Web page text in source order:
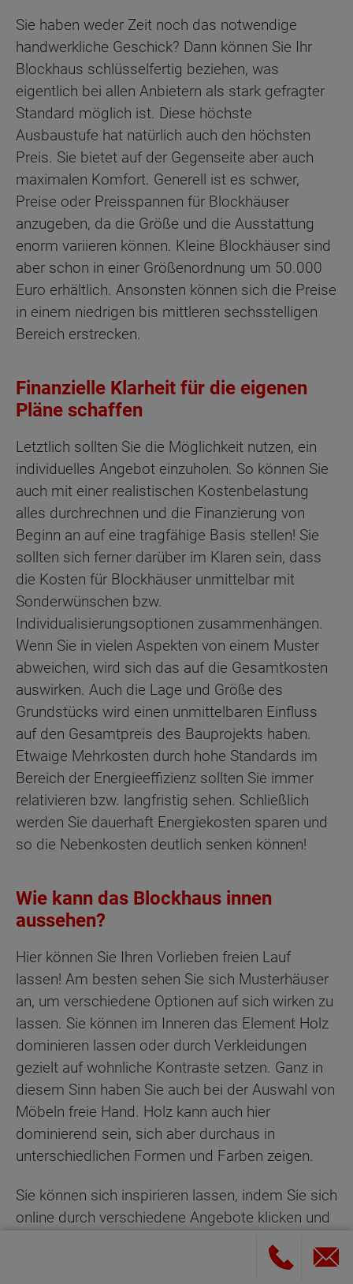
Sie haben weder Zeit noch das notwendige
handwerkliche Geschick? Dann können Sie Ihr
Blockhaus schlüsselfertig beziehen, was
eigentlich bei allen Anbietern als stark gefragter
Standard möglich ist. Diese höchste
Ausbaustufe hat natürlich auch den höchsten
Preis. Sie bietet auf der Gegenseite aber auch
maximalen Komfort. Generell ist es schwer,
Preise oder Preisspannen für Blockhäuser
anzugeben, da die Größe und die Ausstattung
enorm variieren können. Kleine Blockhäuser sind
aber schon in einer Größenordnung um 50.000
Euro erhältlich. Ansonsten können sich die Preise
in einem niedrigen bis mittleren sechsstelligen
Bereich erstrecken.
Finanzielle Klarheit für die eigenen
Pläne schaffen
Letztlich sollten Sie die Möglichkeit nutzen, ein
individuelles Angebot einzuholen. So können Sie
auch mit einer realistischen Kostenbelastung
alles durchrechnen und die Finanzierung von
Beginn an auf eine tragfähige Basis stellen! Sie
sollten sich ferner darüber im Klaren sein, dass
die Kosten für Blockhäuser unmittelbar mit
Sonderwünschen bzw.
Individualisierungsoptionen zusammenhängen.
Wenn Sie in vielen Aspekten von einem Muster
abweichen, wird sich das auf die Gesamtkosten
auswirken. Auch die Lage und Größe des
Grundstücks wird einen unmittelbaren Einfluss
auf den Gesamtpreis des Bauprojekts haben.
Etwaige Mehrkosten durch hohe Standards im
Bereich der Energieeffizienz sollten Sie immer
relativieren bzw. langfristig sehen. Schließlich
werden Sie dauerhaft Energiekosten sparen und
so die Nebenkosten deutlich senken können!
Wie kann das Blockhaus innen
aussehen?
Hier können Sie Ihren Vorlieben freien Lauf
lassen! Am besten sehen Sie sich Musterhäuser
an, um verschiedene Optionen auf sich wirken zu
lassen. Sie können im Inneren das Element Holz
dominieren lassen oder durch Verkleidungen
gezielt auf wohnliche Kontraste setzen. Ganz in
diesem Sinn haben Sie auch bei der Auswahl von
Möbeln freie Hand. Holz kann auch hier
dominierend sein, sich aber durchaus in
unterschiedlichen Formen und Farben zeigen.
Sie können sich inspirieren lassen, indem Sie sich
online durch verschiedene Angebote klicken und
aussehen kann. Je mehr Holz Sie innen